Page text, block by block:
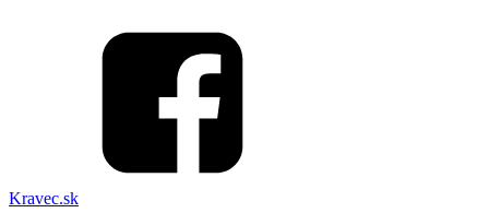
Kravec.sk